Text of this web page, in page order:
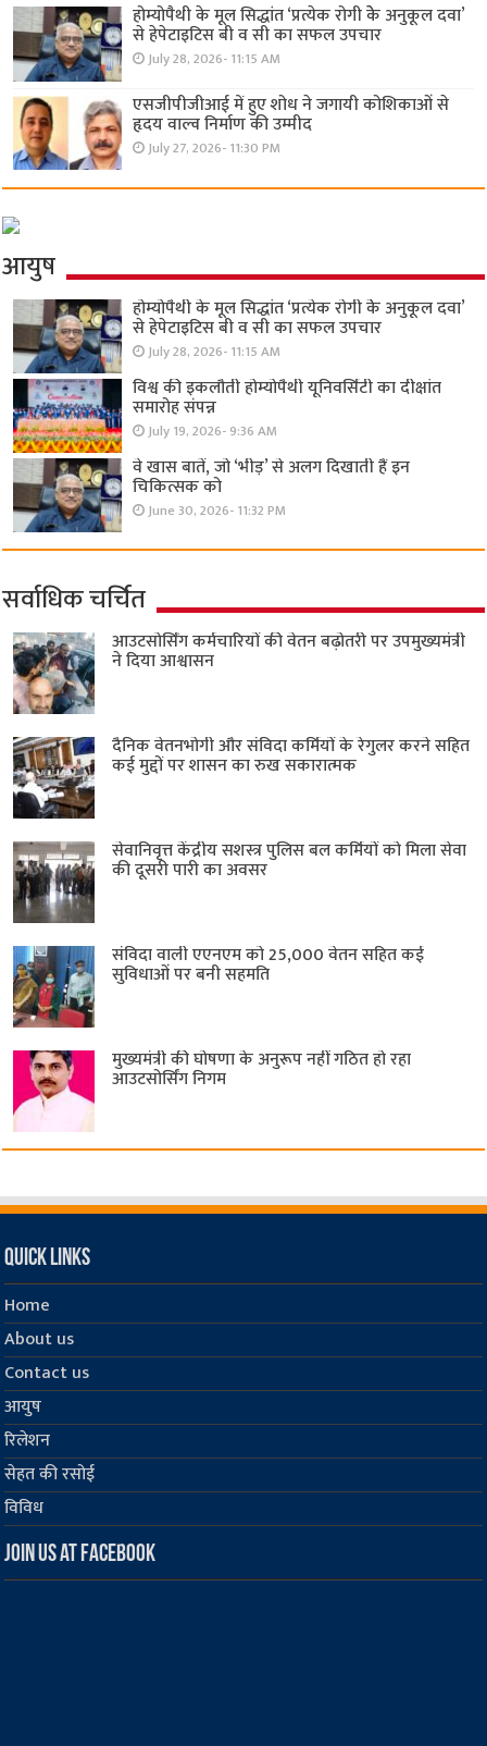
होम्योपैथी के मूल सिद्धांत ‘प्रत्येक रोगी केे अनुकूल दवा’
से हेपेटाइटिस बी व सी का सफल उपचार
July 28, 2026- 11:15 AM
एसजीपीजीआई में हुए शोध ने जगायी कोशिकाओं से
हृदय वाल्व निर्माण की उम्मीद
July 27, 2026- 11:30 PM
आयुष
होम्योपैथी के मूल सिद्धांत ‘प्रत्येक रोगी केे अनुकूल दवा’
से हेपेटाइटिस बी व सी का सफल उपचार
July 28, 2026- 11:15 AM
विश्व की इकलौती होम्योपैथी यूनिवर्सिटी का दीक्षांत
समारोह संपन्न
July 19, 2026- 9:36 AM
वे खास बातें, जो ‘भीड़’ से अलग दिखाती हैं इन
चिकित्सक को
June 30, 2026- 11:32 PM
सर्वाधिक चर्चित
आउटसोर्सिंग कर्मचारियों की वेतन बढ़ोतरी पर उपमुख्यमंत्री
ने दिया आश्वासन
दैनिक वेतनभोगी और संविदा कर्मियों के रेगुलर करने सहित
कई मुद्दों पर शासन का रुख सकारात्मक
सेवानिवृत्त केंद्रीय सशस्त्र पुलिस बल ​कर्मियों को मिला सेवा
की दूसरी पारी का अवसर
संविदा वाली एएनएम को 25,000 वेतन सहित कई
सुविधाओं पर बनी सहमति
मुख्यमंत्री की घोषणा के अनुरूप नहीं गठित हो रहा
आउटसोर्सिंग निगम
Quick Links
Home
About us
Contact us
आयुष
रिलेशन
सेहत की रसोई
विविध
Join us at Facebook